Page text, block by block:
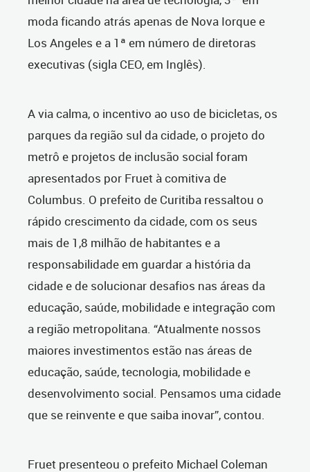
moda ficando atrás apenas de Nova Iorque e
Los Angeles e a 1ª em número de diretoras
executivas (sigla CEO, em Inglês).
A via calma, o incentivo ao uso de bicicletas, os
parques da região sul da cidade, o projeto do
metrô e projetos de inclusão social foram
apresentados por Fruet à comitiva de
Columbus. O prefeito de Curitiba ressaltou o
rápido crescimento da cidade, com os seus
mais de 1,8 milhão de habitantes e a
responsabilidade em guardar a história da
cidade e de solucionar desafios nas áreas da
educação, saúde, mobilidade e integração com
a região metropolitana. “Atualmente nossos
maiores investimentos estão nas áreas de
educação, saúde, tecnologia, mobilidade e
desenvolvimento social. Pensamos uma cidade
que se reinvente e que saiba inovar”, contou.
Fruet presenteou o prefeito Michael Coleman